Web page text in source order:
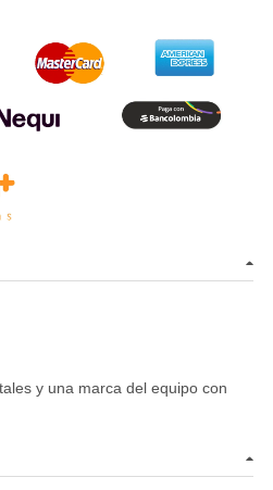
y una marca del equipo con